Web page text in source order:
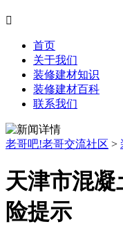

首页
关于我们
装修建材知识
装修建材百科
联系我们
老哥吧!老哥交流社区 >
天津市混
险提示